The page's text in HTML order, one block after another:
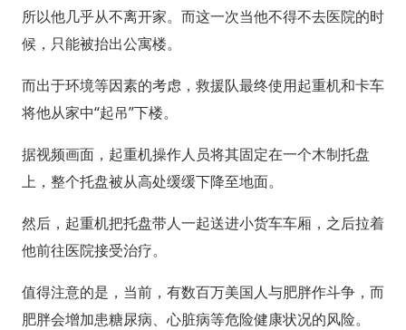
所以他几乎从不离开家。而这一次当他不得不去医院的时
候，只能被抬出公寓楼。
而出于环境等因素的考虑，救援队最终使用起重机和卡车
将他从家中“起吊”下楼。
据视频画面，起重机操作人员将其固定在一个木制托盘
上，整个托盘被从高处缓缓下降至地面。
然后，起重机把托盘带人一起送进小货车车厢，之后拉着
他前往医院接受治疗。
值得注意的是，当前，有数百万美国人与肥胖作斗争，而
肥胖会增加患糖尿病、心脏病等危险健康状况的风险。